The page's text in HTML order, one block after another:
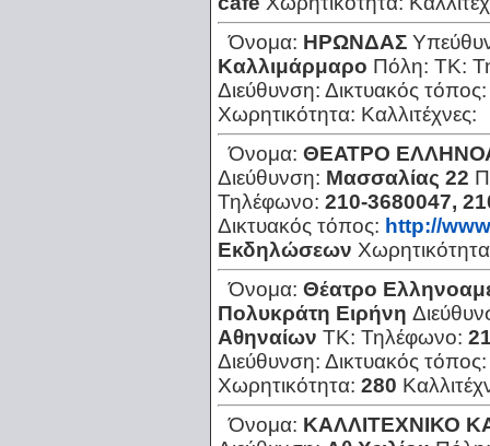
Όνομα: ΗΡΩΝΔΑΣ
Καλλιμάρμαρο Πόλη: ΤΚ:
Διεύθυνση: Δικτυακός
Χωρητικότητα: Καλλιτέχνες:
Όνομα: ΘΕΑΤΡΟ
Διεύθυνση: Μασσαλίας 22
Τηλέφωνο: 210-3680047,
Δικτυακός τόπος: http://
Εκδηλώσεων
Όνομα: Θέατρο
Πολυκράτη Ειρήνη
Αθηναίων ΤΚ: Τηλέφωνο:
Διεύθυνση: Δικτυακός
Χωρητικότητα: 280
Όνομα: ΚΑΛΛΙΤΕΧΝΙΚΟ